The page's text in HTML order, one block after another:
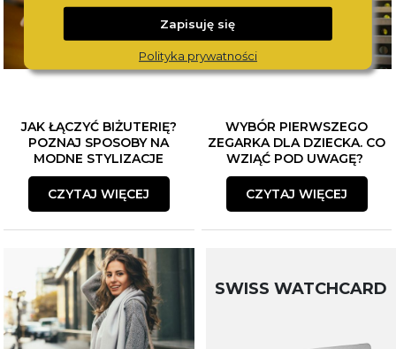
JAK ŁĄCZYĆ BIŻUTERIĘ?
POZNAJ SPOSOBY NA
MODNE STYLIZACJE
CZYTAJ WIĘCEJ
WYBÓR PIERWSZEGO
ZEGARKA DLA DZIECKA. CO
WZIĄĆ POD UWAGĘ?
CZYTAJ WIĘCEJ
SWISS WATCHCARD
Zapisuję się
Polityka prywatności